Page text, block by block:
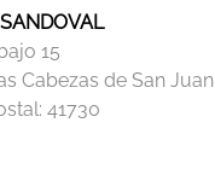
15
Cabezas de San Juan
41730